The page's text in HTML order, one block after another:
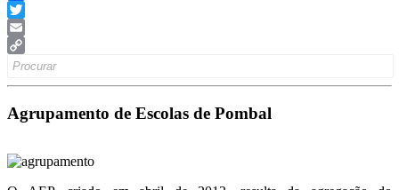
Facebook
Twitter
Email
Copy
Search
Agrupamento de Escolas de Pombal